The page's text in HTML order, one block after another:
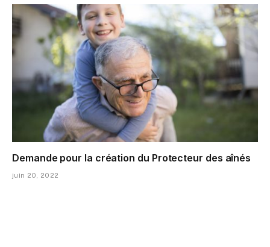
Demande pour la création du Protecteur des aînés
juin 20, 2022